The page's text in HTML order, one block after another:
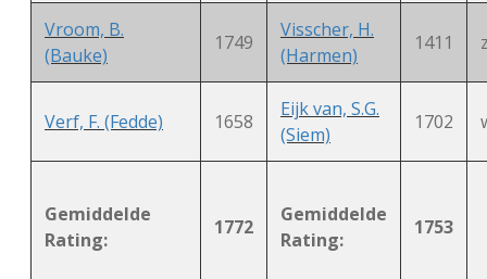
Vroom, B.
(Bauke)
1749
Visscher, H.
(Harmen)
1411
Verf, F. (Fedde) 1658
Eijk van, S.G.
(Siem)
1702
Gemiddelde
Rating:
1772
Gemiddelde
Rating:
1753